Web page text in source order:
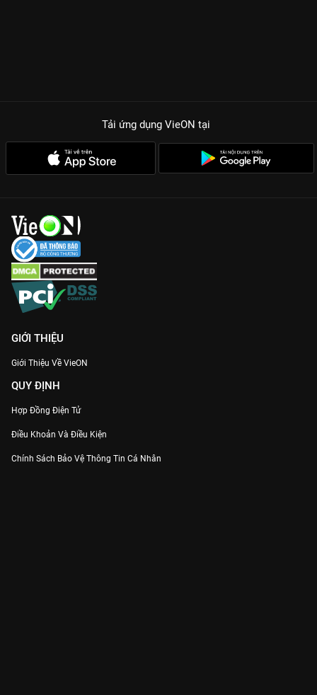
Tải ứng dụng VieON tại
GIỚI THIỆU
Giới Thiệu Về VieON
QUY ĐỊNH
Hợp Đồng Điện Tử
Điều Khoản Và Điều Kiện
Chính Sách Bảo Vệ Thông Tin Cá Nhân